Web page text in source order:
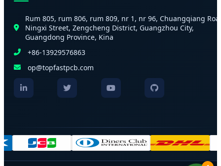
Rum 805, rum 806, rum 809, nr 1, nr 96, Chuangqiang
Ningxi Street, Zengcheng District, Guangzhou City,
Guangdong Province, Kina
+86-13929576863
op@topfastpcb.com